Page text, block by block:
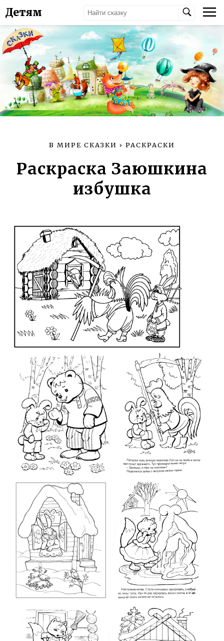
Детям
В МИРЕ СКАЗКИ › РАСКРАСКИ
Раскраска Заюшкина
избушка